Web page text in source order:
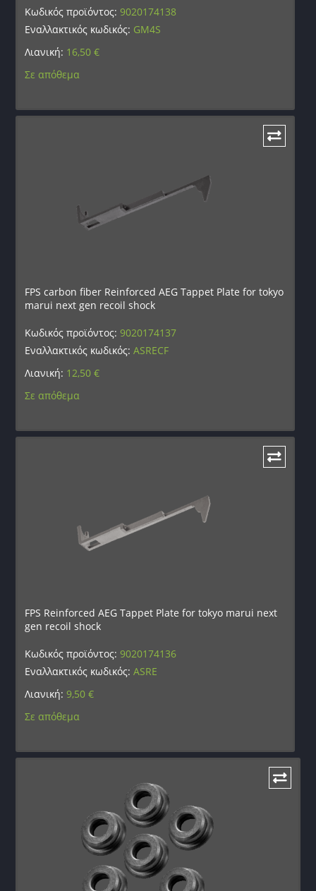
Κωδικός προϊόντος:9020174138
Εναλλακτικός κωδικός: GM4S
Λιανική: 16,50€
Σε απόθεμα
FPS carbon fiber Reinforced AEG Tappet Plate for tokyo
marui next gen recoil shock
Κωδικός προϊόντος:9020174137
Εναλλακτικός κωδικός:ASRECF
Λιανική: 12,50€
Σε απόθεμα
FPS Reinforced AEG Tappet Plate for tokyo marui next
gen recoil shock
Κωδικός προϊόντος:9020174136
Εναλλακτικός κωδικός:ASRE
Λιανική:9,50€
Σε απόθεμα